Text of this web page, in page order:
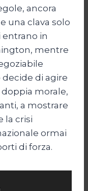
ancora
una clava solo
in
mentre
di agire
morale,
a mostrare
la crisi
ormai
di forza.